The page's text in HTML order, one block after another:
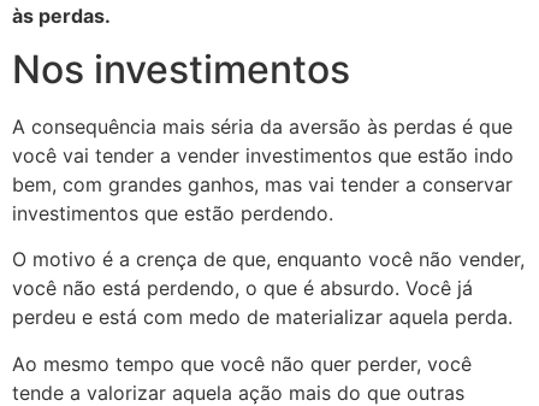
às perdas.
Nos investimentos
A consequência mais séria da aversão às perdas é que
você vai tender a vender investimentos que estão indo
bem, com grandes ganhos, mas vai tender a conservar
investimentos que estão perdendo.
O motivo é a crença de que, enquanto você não vender,
você não está perdendo, o que é absurdo. Você já
perdeu e está com medo de materializar aquela perda.
Ao mesmo tempo que você não quer perder, você
tende a valorizar aquela ação mais do que outras